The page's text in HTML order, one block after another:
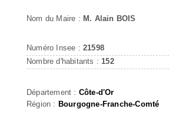
Nom du Maire : M. Alain BOIS
Numéro Insee : 21598
Nombre d'habitants : 152
Département : Côte-d'Or
Région : Bourgogne-Franche-Comté